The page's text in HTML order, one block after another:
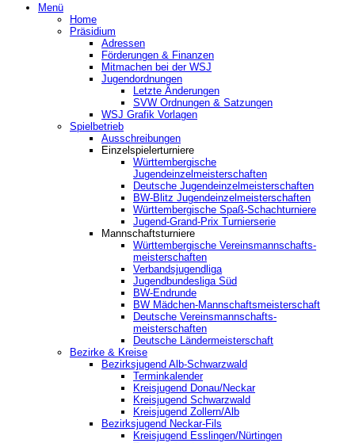
Menü
Home
Präsidium
Adressen
Förderungen & Finanzen
Mitmachen bei der WSJ
Jugendordnungen
Letzte Änderungen
SVW Ordnungen & Satzungen
WSJ Grafik Vorlagen
Spielbetrieb
Ausschreibungen
Einzelspielerturniere
Württembergische
Jugendeinzelmeisterschaften
Deutsche Jugendeinzelmeisterschaften
BW-Blitz Jugendeinzelmeisterschaften
Württembergische Spaß-Schachturniere
Jugend-Grand-Prix Turnierserie
Mannschaftsturniere
Württembergische Vereinsmannschafts-
meisterschaften
Verbandsjugendliga
Jugendbundesliga Süd
BW-Endrunde
BW Mädchen-Mannschaftsmeisterschaft
Deutsche Vereinsmannschafts-
meisterschaften
Deutsche Ländermeisterschaft
Bezirke & Kreise
Bezirksjugend Alb-Schwarzwald
Terminkalender
Kreisjugend Donau/Neckar
Kreisjugend Schwarzwald
Kreisjugend Zollern/Alb
Bezirksjugend Neckar-Fils
Kreisjugend ‎Esslingen/Nürtingen